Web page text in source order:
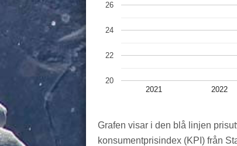
2021 2022
20
22
24
26
Grafen visar i den blå linjen
konsumentprisindex (KPI) från